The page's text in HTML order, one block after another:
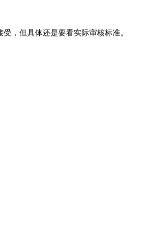
，但具体还是要看实际审核标准。